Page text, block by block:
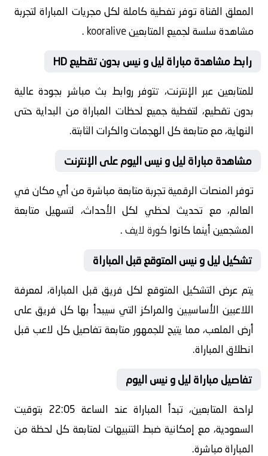
المعلق القناة توفر تغطية كاملة لكل مجريات المباراة لتجربة
مشاهدة سلسة لجميع المتابعينkooralive
.
رابط مشاهدة مباراة ليل و نيس بدون تقطيع HD
للمتابعين عبر الإنترنت، تتوفر روابط بث مباشر بجودة عالية
بدون تقطيع، لتغطية جميع لحظات المباراة من البداية حتى
النهاية، مع متابعة كل الهجمات والكرات الثابتة.
مشاهدة مباراة ليل و نيس اليوم على الإنترنت
توفر المنصات الرقمية تجربة متابعة مباشرة من أي مكان في
العالم، مع تحديث لحظي لكل الأحداث، لتسهيل متابعة
المشجعين أينما كانواكورة لايف.
تشكيل ليل و نيس المتوقع قبل المباراة
يتم عرض التشكيل المتوقع لكل فريق قبل المباراة، لمعرفة
اللاعبين الأساسيين والمراكز التي سيبدأ بها كل فريق على
أرض الملعب، مما يتيح للجمهور متابعة تفاصيل كل لاعب قبل
انطلاق المباراة.
تفاصيل مباراة ليل و نيس اليوم
لراحة المتابعين، تبدأ المباراة عند الساعة 22:05 بتوقيت
السعودية، مع إمكانية ضبط التنبيهات لمتابعة كل لحظة من
المباراة مباشرة.